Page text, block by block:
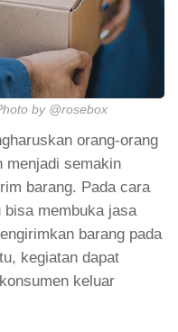
by @rosebox
orang-orang
menjadi semakin
barang. Pada cara
bisa membuka jasa
barang pada
kegiatan dapat
keluar